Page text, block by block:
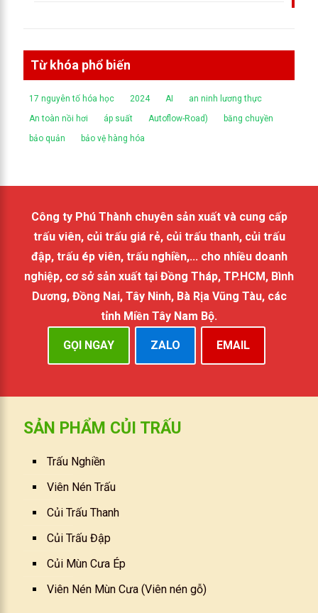
Từ khóa phổ biến
17 nguyên tố hóa học 2024 AI
an ninh lương thực
An toàn nồi hơi
áp suất Autoflow-Road)
băng chuyền
bảo quản
bảo vệ hàng hóa
Công ty Phú Thành chuyên sản xuất và cung cấp
trấu viên, củi trấu giá rẻ, củi trấu thanh, củi trấu
đập, trấu ép viên, trấu nghiền,... cho nhiều doanh
nghiệp, cơ sở sản xuất tại Đồng Tháp, TP.HCM, Bình
Dương, Đồng Nai, Tây Ninh, Bà Rịa Vũng Tàu, các
tỉnh Miền Tây Nam Bộ.
GỌI NGAY ZALO EMAIL
SẢN PHẨM CỦI TRẤU
Trấu Nghiền
Viên Nén Trấu
Củi Trấu Thanh
Củi Trấu Đập
Củi Mùn Cưa Ép
Viên Nén Mùn Cưa (Viên nén gỗ)